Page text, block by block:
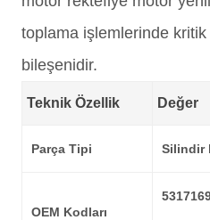
toplama işlemlerinde
bileşenidir.
Teknik Özellik Değer
Parça Tipi Silindir
OEM Kodları